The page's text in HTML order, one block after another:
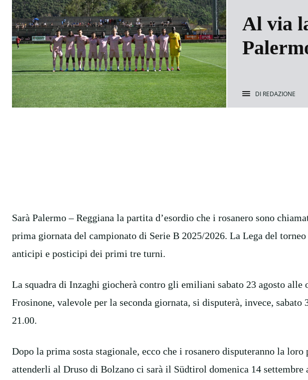
Al via
DI REDAZIONE
Sarà Palermo – Reggiana la partita d’esordio che i rosanero sono
prima giornata del campionato di Serie B 2025/2026. La Lega del
anticipi e posticipi dei primi tre turni.
La squadra di Inzaghi giocherà contro gli emiliani sabato 23 agosto alle
Frosinone, valevole per la seconda giornata, si disputerà, invece, sabato
21.00.
Dopo la prima sosta stagionale, ecco che i rosanero disputeranno la
attenderli al Druso di Bolzano ci sarà il Südtirol domenica 14 settembre